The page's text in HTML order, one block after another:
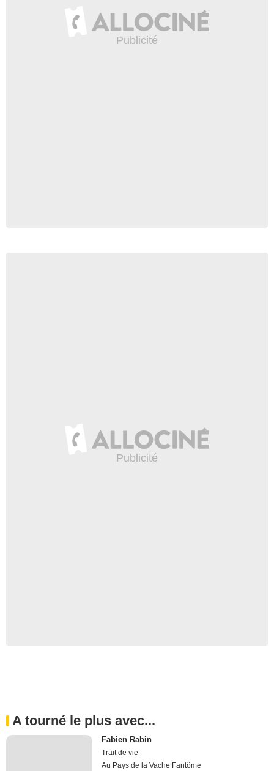
A tourné le plus avec...
Fabien Rabin
Trait de vie
Au Pays de la Vache Fantôme